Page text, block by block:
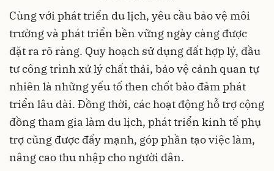
Cùng với phát triển du lịch, yêu cầu bảo vệ môi
trường và phát triển bền vững ngày càng được
đặt ra rõ ràng. Quy hoạch sử dụng đất hợp lý, đầu
tư công trình xử lý chất thải, bảo vệ cảnh quan tự
nhiên là những yếu tố then chốt bảo đảm phát
triển lâu dài. Đồng thời, các hoạt động hỗ trợ cộng
đồng tham gia làm du lịch, phát triển kinh tế phụ
trợ cũng được đẩy mạnh, góp phần tạo việc làm,
nâng cao thu nhập cho người dân.